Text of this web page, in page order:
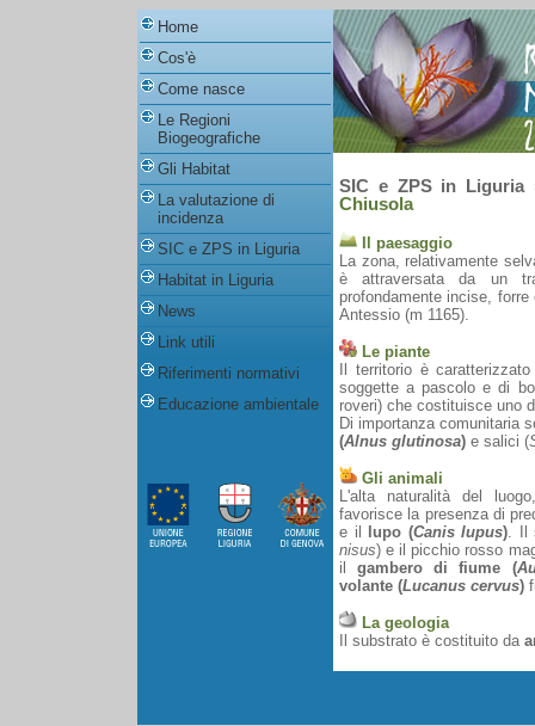
Home
Cos'è
Come nasce
Le Regioni
Biogeografiche
Gli Habitat
La valutazione di
incidenza
SIC e ZPS in Liguria
Habitat in Liguria
News
Link utili
Riferimenti normativi
Educazione ambientale
SIC e ZPS in Liguria
Chiusola
Il paesaggio
La zona, relativamente
è attraversata da un
profondamente incise,
Antessio (m 1165).
Le piante
Il territorio è
soggette a pascolo e di
roveri) che costituisce uno
Di importanza comunitaria
(Alnus glutinosa) e salici (
Gli animali
L'alta naturalità del
favorisce la presenza di
e il
lupo (Canis lupus). Il
nisus) e il picchio rosso
ilgambero di fiume (
volante (Lucanus cervus)
La geologia
Il substrato è costituito da